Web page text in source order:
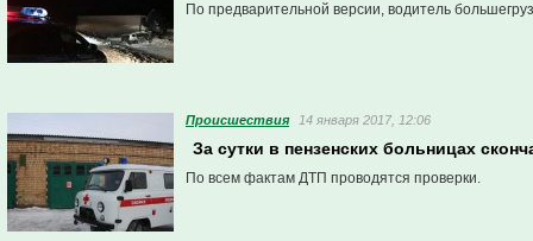
По предварительной версии, водитель
Проиcшествия 14 января 2017, 12:06
За сутки в пензенских больницах
По всем фактам ДТП проводятся проверки.